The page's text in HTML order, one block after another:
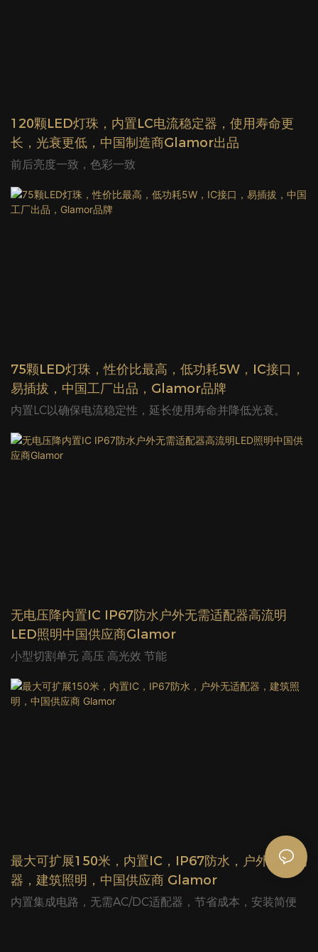
120颗LED灯珠，内置LC电流稳定器，使用寿命更
长，光衰更低，中国制造商Glamor出品
前后亮度一致，色彩一致
75颗LED灯珠，性价比最高，低功耗5W，IC接口，
易插拔，中国工厂出品，Glamor品牌
内置LC以确保电流稳定性，延长使用寿命并降低光衰。
无电压降内置IC IP67防水户外无需适配器高流明
LED照明中国供应商Glamor
小型切割单元 高压 高光效 节能
最大可扩展150米，内置IC，IP67防水，户外无适配
器，建筑照明，中国供应商 Glamor
内置集成电路，无需AC/DC适配器，节省成本，安装简便